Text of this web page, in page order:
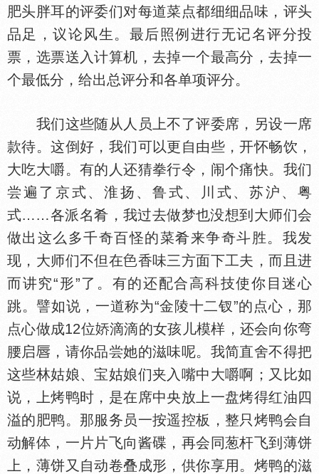
肥头胖耳的评委们对每道菜点都细细品味，评头
品足，议论风生。最后照例进行无记名评分投
票，选票送入计算机，去掉一个最高分，去掉一
个最低分，给出总评分和各单项评分。
我们这些随从人员上不了评委席，另设一席
款待。这倒好，我们可以更自由些，开怀畅饮，
大吃大嚼。有的人还猜拳行令，闹个痛快。我们
尝遍了京式、淮扬、鲁式、川式、苏沪、粤
式……各派名肴，我过去做梦也没想到大师们会
做出这么多千奇百怪的菜肴来争奇斗胜。我发
现，大师们不但在
香味三方面下工夫，而且进
而讲究“形”了。有的还配合高科技使你目迷心
跳。譬如说，一道称为“金陵十二钗”的点心，那
点心做成12位
滴滴的女孩儿模样，还会向你弯
腰启
，请你品尝她的滋味呢。我简直舍不得把
这些林姑娘、宝姑娘们夹入嘴中大嚼啊；又比如
说，上烤鸭时，是在席中央放上一盘烤得红油四
溢的肥鸭。那服务员一按遥控板，整只烤鸭会自
动解
，一片片飞向酱碟，再会同葱杆飞到薄饼
上，薄饼又自动卷叠成形，供你享用。烤鸭的滋